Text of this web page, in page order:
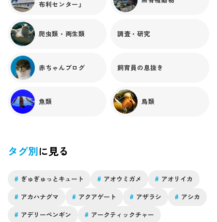
布利センター」
爬虫類・両生類 調査・研究
赤ちゃんブログ 飼育員の息抜き
魚類 鳥類
タグ別に見る
# ぎゅぎゅっとキュート # アオウミガメ # アオリイカ
# アカハナグマ # アクアゲート # アザラシ # アシカ
# アデリーペンギン # アークティックチャー